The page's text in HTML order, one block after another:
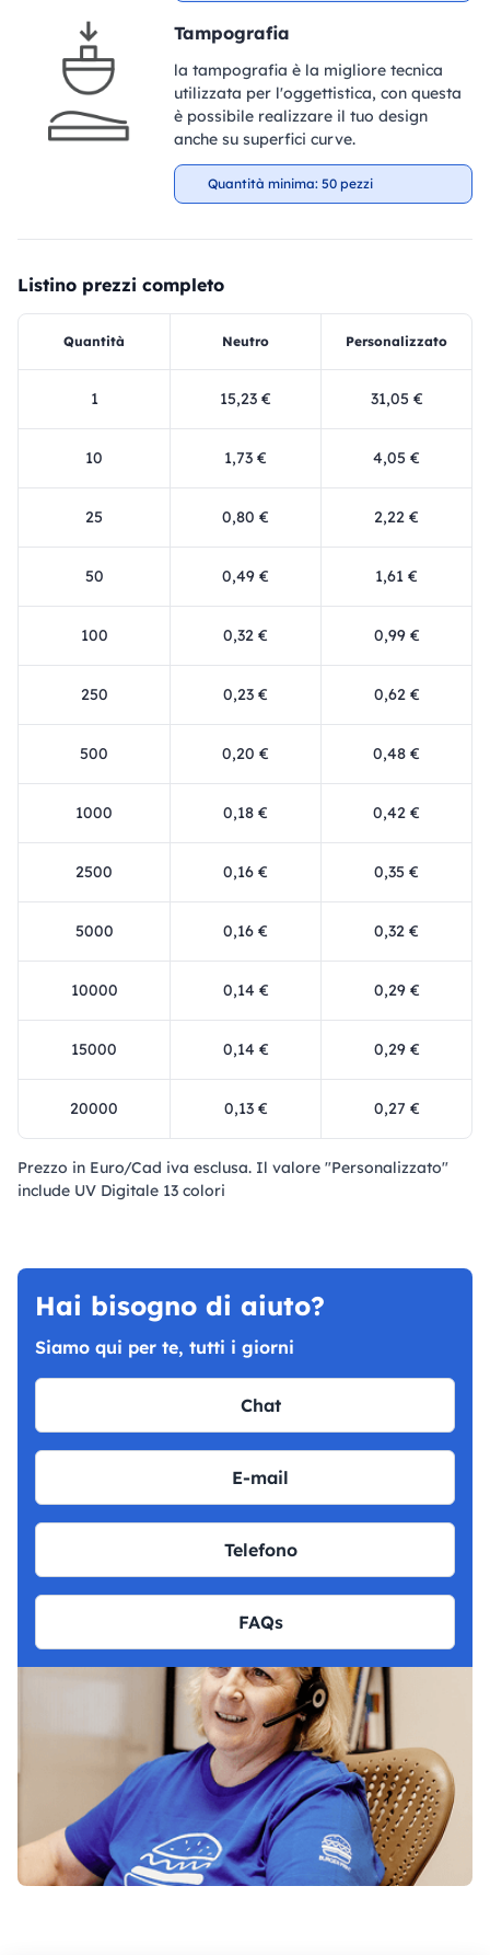
Tampografia
la tampografia è la migliore tecnica
utilizzata per l'oggettistica, con questa
è possibile realizzare il tuo design
anche su superfici curve.
Quantità minima: 50 pezzi
Listino prezzi completo
Quantità Neutro Personalizzato
1 15,23 € 31,05 €
10 1,73 € 4,05 €
25 0,80 € 2,22 €
50 0,49 € 1,61 €
100 0,32 € 0,99 €
250 0,23 € 0,62 €
500 0,20 € 0,48 €
1000 0,18 € 0,42 €
2500 0,16 € 0,35 €
5000 0,16 € 0,32 €
10000 0,14 € 0,29 €
15000 0,14 € 0,29 €
20000 0,13 € 0,27 €
Prezzo in Euro/Cad iva esclusa. Il valore "Personalizzato"
include UV Digitale 13 colori
Hai bisogno di aiuto?
Siamo qui per te, tutti i giorni
Chat
E-mail
Telefono
FAQs